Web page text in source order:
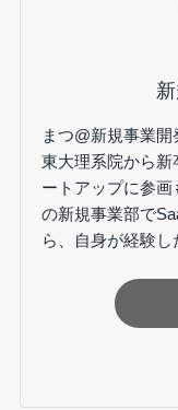
まつ@新規事業開
東大理系院から新
ートアップに参
の新規事業部で
ら、自身が経験し